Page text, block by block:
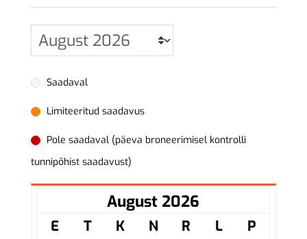
Saadaval
Limiteeritud saadavus
Pole saadaval (päeva broneerimisel kontrolli
tunnipõhist saadavust)
August 2026
E T K N R L P